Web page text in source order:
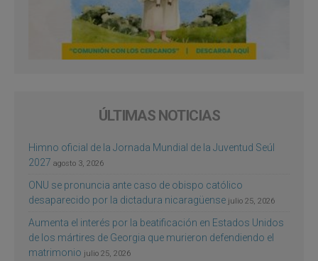
ÚLTIMAS NOTICIAS
Himno oficial de la Jornada Mundial de la Juventud Seúl
2027 agosto 3, 2026
ONU se pronuncia ante caso de obispo católico
desaparecido por la dictadura nicaragüense julio 25, 2026
Aumenta el interés por la beatificación en Estados Unidos
de los mártires de Georgia que murieron defendiendo el
matrimonio julio 25, 2026